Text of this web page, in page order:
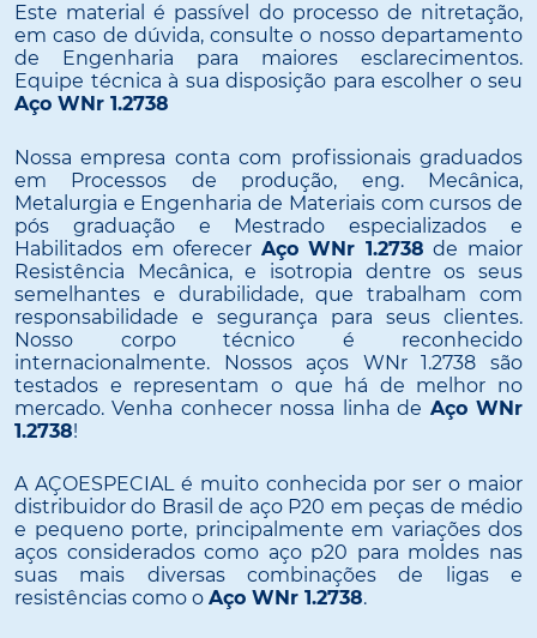
Este material é passível do processo de nitretação,
em caso de dúvida, consulte o nosso departamento
de Engenharia para maiores esclarecimentos.
Equipe técnica à sua disposição para escolher o seu
Aço WNr 1.2738
Nossa empresa conta com profissionais graduados
em Processos de produção, eng. Mecânica,
Metalurgia e Engenharia de Materiais com cursos de
pós graduação e Mestrado especializados e
Habilitados em oferecer Aço WNr 1.2738 de maior
Resistência Mecânica, e isotropia dentre os seus
semelhantes e durabilidade, que trabalham com
responsabilidade e segurança para seus clientes.
Nosso corpo técnico é reconhecido
internacionalmente. Nossos aços WNr 1.2738 são
testados e representam o que há de melhor no
mercado. Venha conhecer nossa linha de Aço WNr
1.2738!
A AÇOESPECIAL é muito conhecida por ser o maior
distribuidor do Brasil de aço P20 em peças de médio
e pequeno porte, principalmente em variações dos
aços considerados como aço p20 para moldes nas
suas mais diversas combinações de ligas e
resistências como o Aço WNr 1.2738.